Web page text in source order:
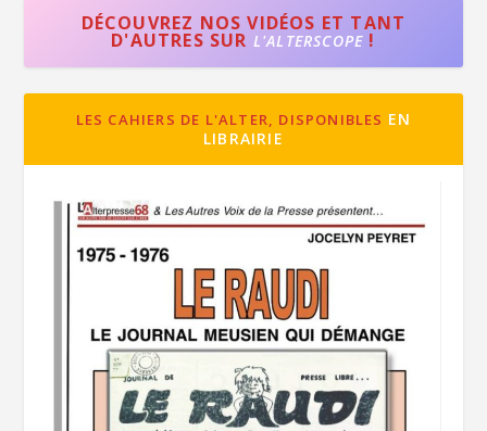
DÉCOUVREZ NOS VIDÉOS ET TANT
D'AUTRES SUR L'ALTERSCOPE !
LES CAHIERS DE L'ALTER, DISPONIBLES EN
LIBRAIRIE